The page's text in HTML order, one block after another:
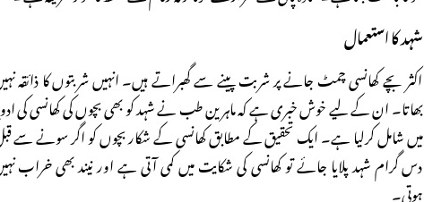
شہد کا استعمال
اکثر بچے کھانسی چمٹ جانے پر شربت پینے سے گھبراتے ہیں۔ انہیں شربتوں کا ذائقہ
بھاتا۔ ان کے لیے خوش خبری ہے کہ ماہرین طب نے شہد کو بھی بچوں کی کھانسی کی
میں شامل کرلیا ہے۔ ایک تحقیق کے مطابق کھانسی کے شکار بچوں کو اگر سونے سے
دس گرام شہد پلایا جائے تو کھانسی کی شکایت میں کمی آتی ہے اور نیند بھی خراب
ہوتی۔